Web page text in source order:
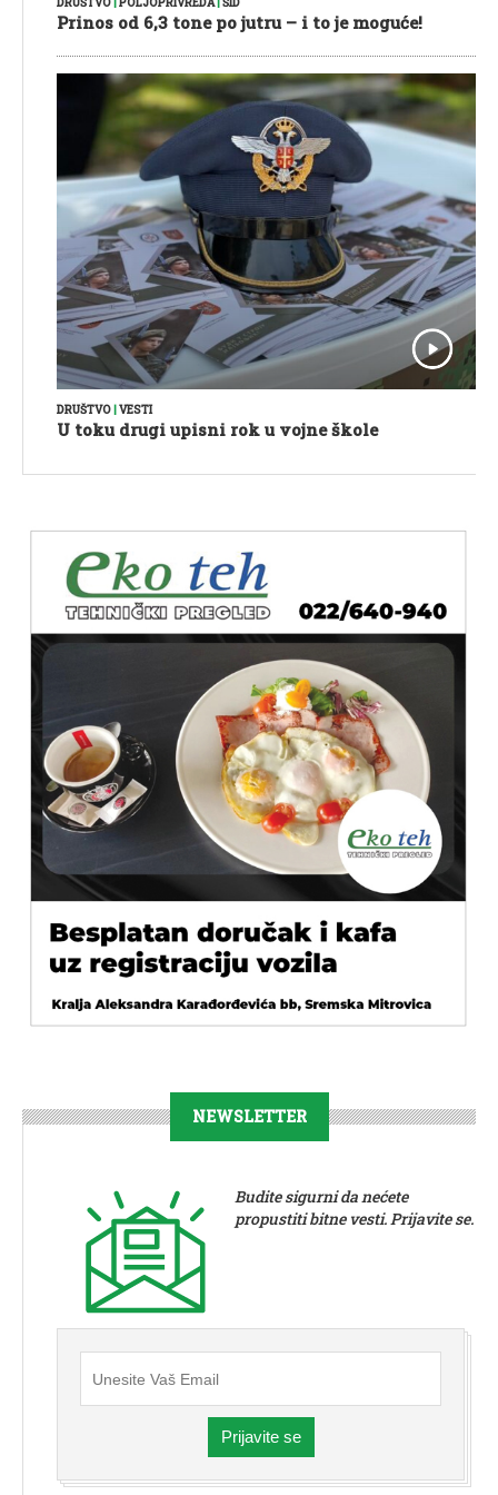
DRUŠTVO POLJOPRIVREDA| ŠID
Prinos od 6,3 tone po jutru – i to je moguće!
DRUŠTVO|VESTI
U toku drugi upisni rok u vojne škole
NEWSLETTER
Budite sigurni da nećete
propustiti bitne vesti. Prijavite se.
Prijavite se